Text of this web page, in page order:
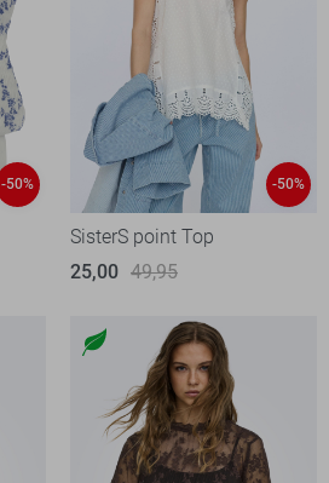
-50% -50%
SisterS point Top
25,00 49,95